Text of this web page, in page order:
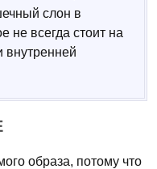
слон в
не всегда стоит на
внутренней
образа, потому что